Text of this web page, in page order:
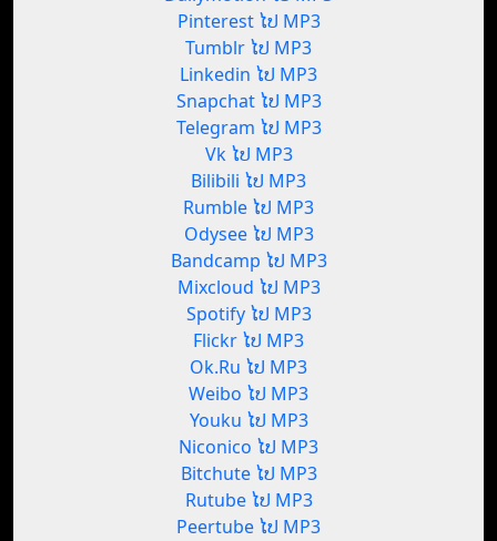
Pinterest ໄປ MP3
Tumblr ໄປ MP3
Linkedin ໄປ MP3
Snapchat ໄປ MP3
Telegram ໄປ MP3
Vk ໄປ MP3
Bilibili ໄປ MP3
Rumble ໄປ MP3
Odysee ໄປ MP3
Bandcamp ໄປ MP3
Mixcloud ໄປ MP3
Spotify ໄປ MP3
Flickr ໄປ MP3
Ok.Ru ໄປ MP3
Weibo ໄປ MP3
Youku ໄປ MP3
Niconico ໄປ MP3
Bitchute ໄປ MP3
Rutube ໄປ MP3
Peertube ໄປ MP3